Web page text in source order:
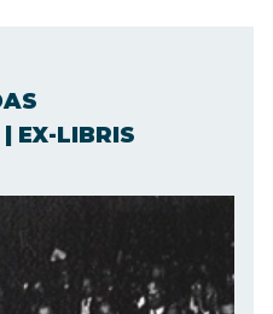
EX-LIBRIS